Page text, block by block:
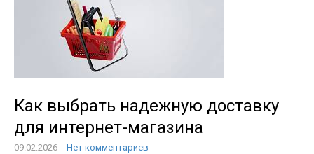
Как выбрать надежную доставку
для интернет-магазина
09.02.2026 Нет комментариев